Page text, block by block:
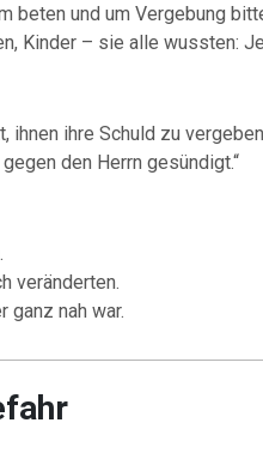
beten und um Vergebung
Kinder – sie alle wussten:
ihnen ihre Schuld zu
den Herrn gesündigt.“
veränderten.
ganz nah war.